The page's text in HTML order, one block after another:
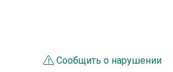
Сообщить о нарушении